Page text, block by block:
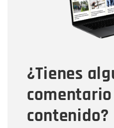
¿Tienes
contenido?
Tipo de comentario
Mensaje